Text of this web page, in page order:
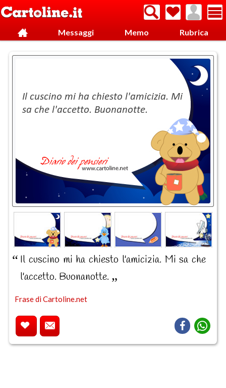
Messaggi Memo Rubrica
Il cuscino mi ha chiesto l'amicizia. Mi sa che
l'accetto. Buonanotte.
Frase di Cartoline.net